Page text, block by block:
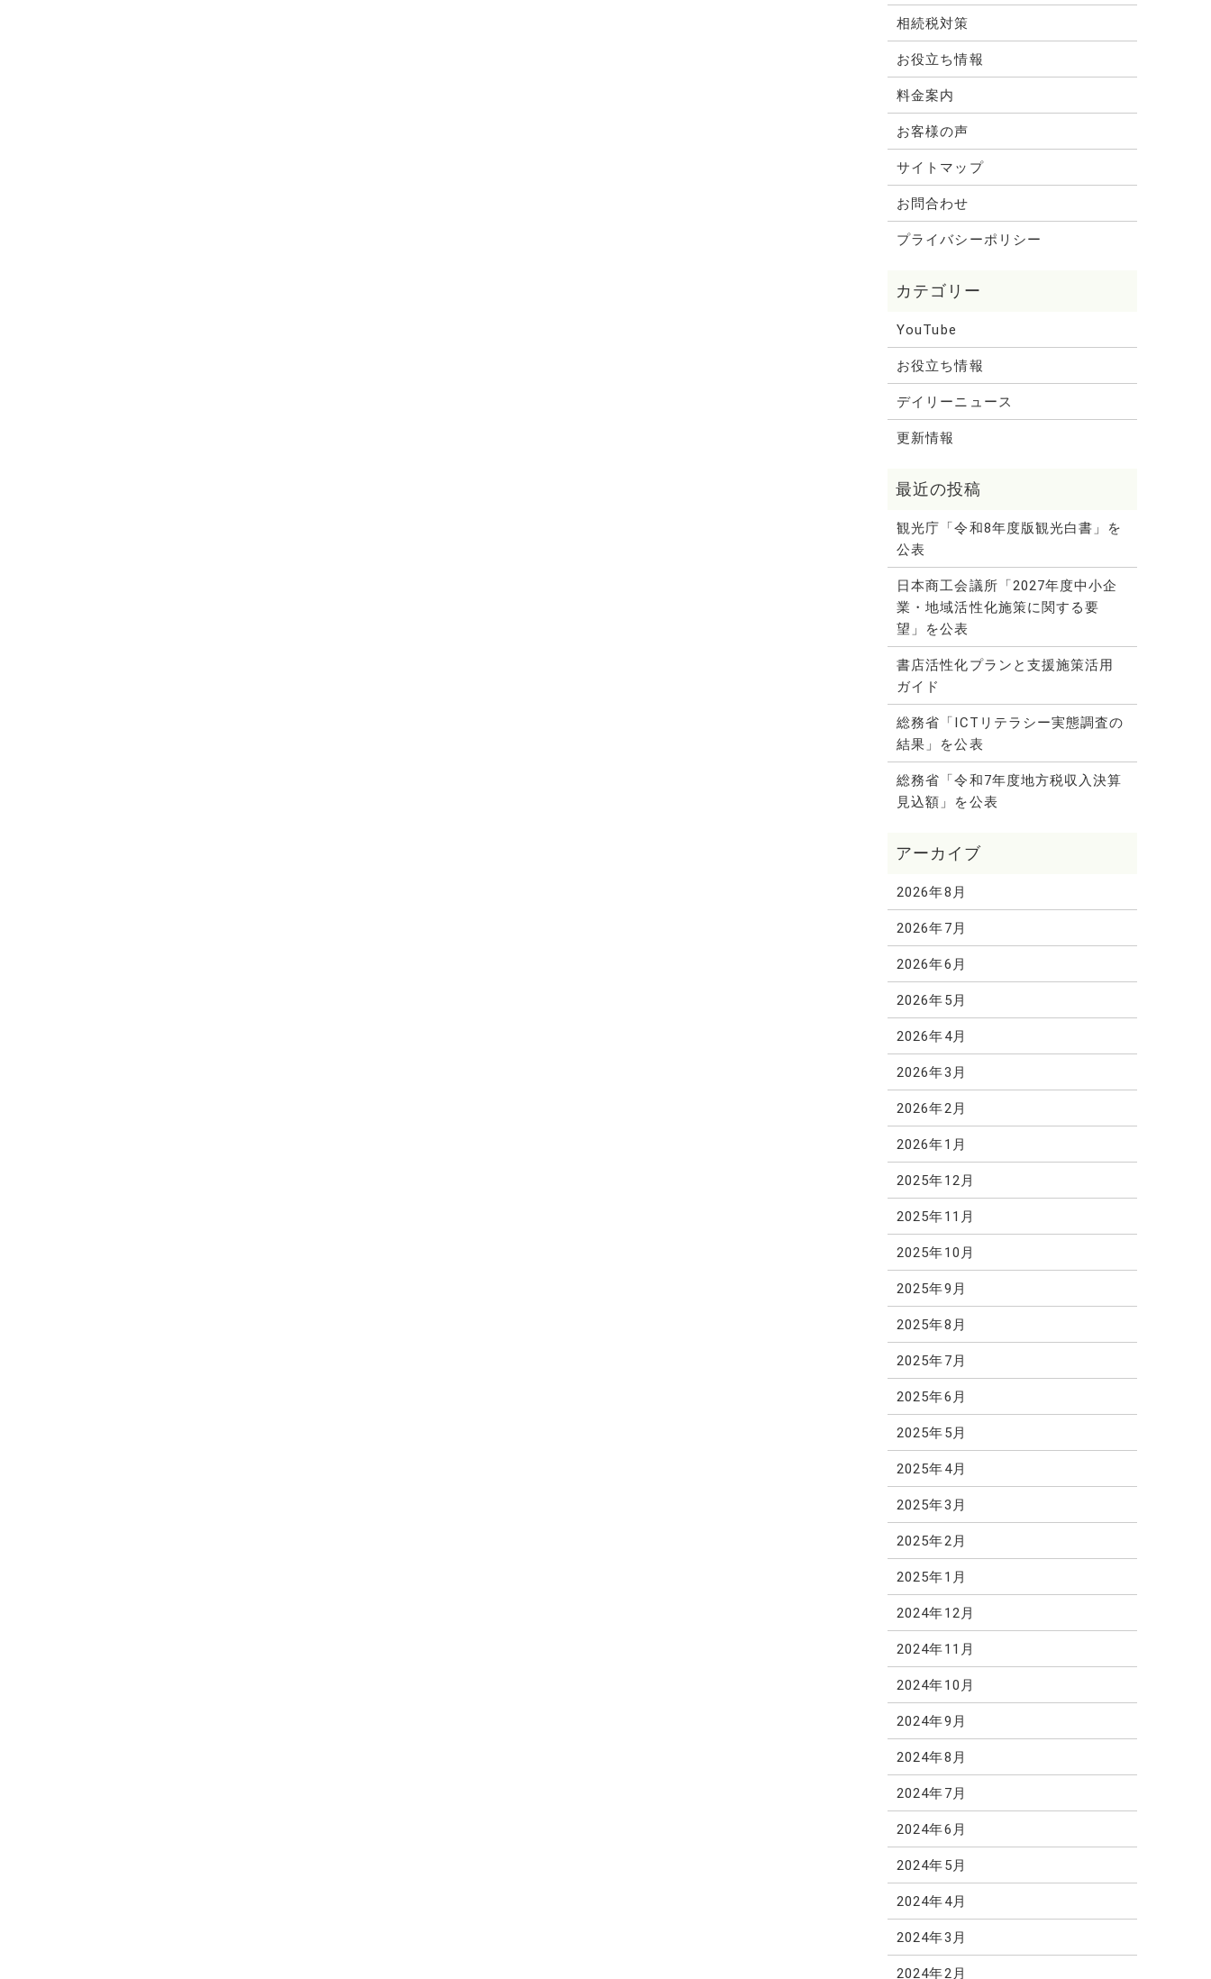
相続税対策
お役立ち情報
料金案内
お客様の声
サイトマップ
お問合わせ
プライバシーポリシー
YouTube
お役立ち情報
デイリーニュース
更新情報
観光庁「令和8年度版観光白書」を
公表
日本商工会議所「2027年度中小企
業・地域活性化施策に関する要
望」を公表
書店活性化プランと支援施策活用
ガイド
総務省「ICTリテラシー実態調査の
結果」を公表
総務省「令和7年度地方税収入決算
見込額」を公表
2026年8月
2026年7月
2026年6月
2026年5月
2026年4月
2026年3月
2026年2月
2026年1月
2025年12月
2025年11月
2025年10月
2025年9月
2025年8月
2025年7月
2025年6月
2025年5月
2025年4月
2025年3月
2025年2月
2025年1月
2024年12月
2024年11月
2024年10月
2024年9月
2024年8月
2024年7月
2024年6月
2024年5月
2024年4月
2024年3月
2024年2月